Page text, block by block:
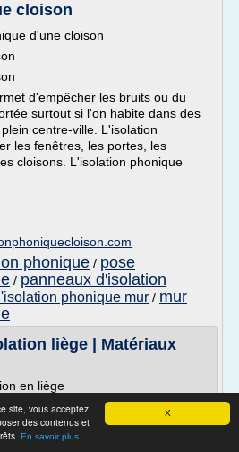
X
site, vous acceptez
des contenus et
En savoir plus
cloison
d'une cloison
d'empêcher les bruits ou du
surtout si l'on habite dans des
centre-ville. L'isolation
les fenêtres, les portes, les
cloisons. L'isolation phonique
phonique / pose
/ panneaux d'isolation
phonique mur / mur
liège | Matériaux
en liège
une matière
sur le chêne-liège se